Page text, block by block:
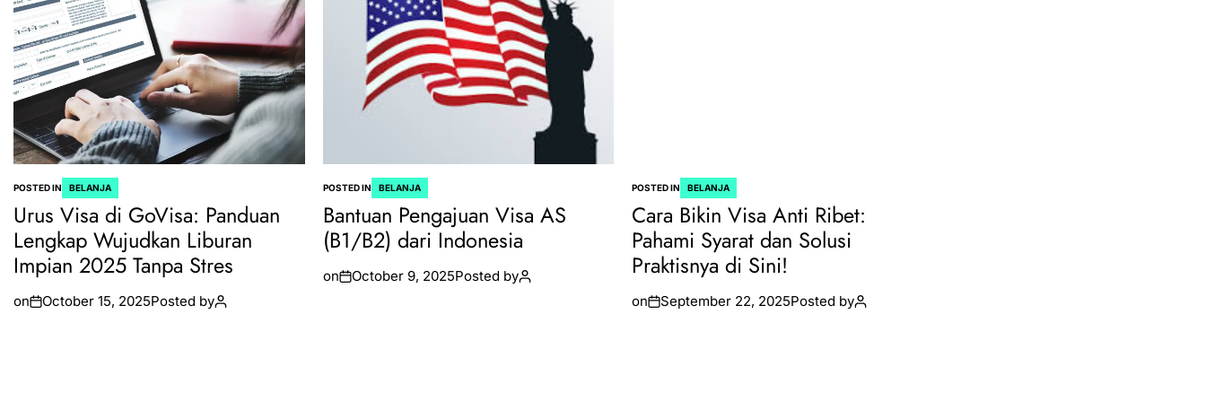
POSTED IN BELANJA
Urus Visa di GoVisa: Panduan
Lengkap Wujudkan Liburan
Impian 2025 Tanpa Stres
on October 15, 2025Posted by
POSTED IN BELANJA
Bantuan Pengajuan Visa AS
(B1/B2) dari Indonesia
on October 9, 2025Posted by
POSTED IN BELANJA
Cara Bikin Visa Anti Ribet:
Pahami Syarat dan Solusi
Praktisnya di Sini!
on September 22, 2025Posted by